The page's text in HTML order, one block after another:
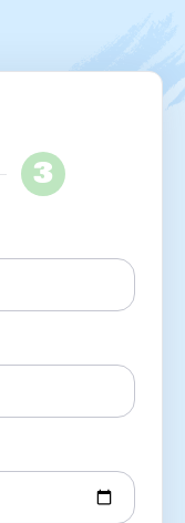
3